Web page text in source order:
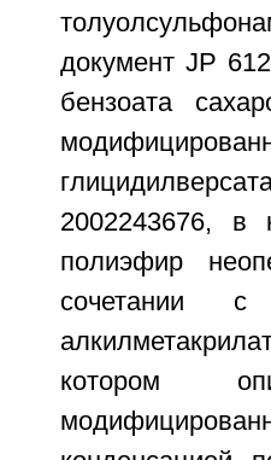
документ JP
бензоата
2002243676, в
полиэфир
сочетании с
котором